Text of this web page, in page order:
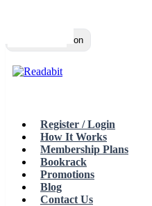
Toggle navigation
Register / Login
How It Works
Membership Plans
Bookrack
Promotions
Blog
Contact Us